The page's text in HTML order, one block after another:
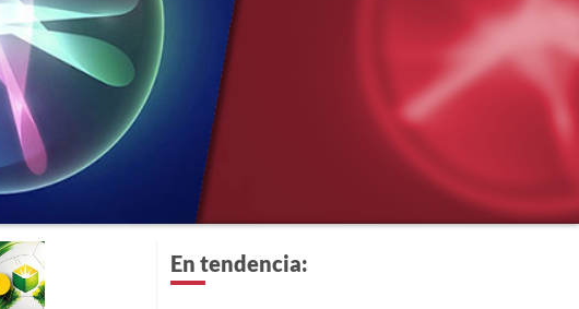
En tendencia: